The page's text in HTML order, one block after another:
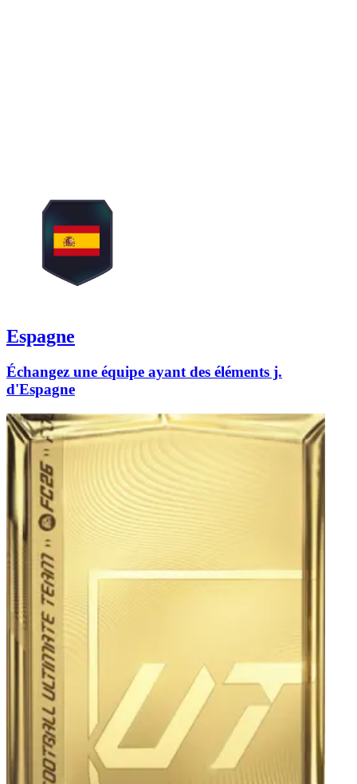
Espagne
Échangez une équipe ayant des éléments j.
d'Espagne